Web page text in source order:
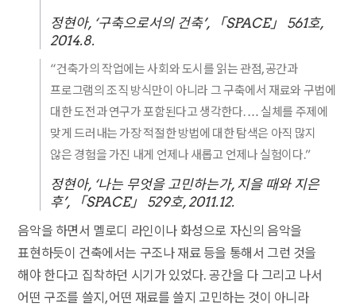
정현아, ‘구축으로서의 건축’, 「SPACE」 561호,
2014.8.
“건축가의 작업에는 사회와 도시를 읽는 관점, 공간과
프로그램의 조직 방식만이 아니라 그 구축에서 재료와 구법에
대한 도전과 연구가 포함된다고 생각한다. … 실체를 주제에
맞게 드러내는 가장 적절한 방법에 대한 탐색은 아직 많지
않은 경험을 가진 내게 언제나 새롭고 언제나 실험이다.”
정현아, ‘나는 무엇을 고민하는가, 지을 때와 지은
후’, 「SPACE」 529호, 2011.12.
음악을 하면서 멜로디 라인이나 화성으로 자신의 음악을
표현하듯이 건축에서는 구조나 재료 등을 통해서 그런 것을
해야 한다고 집착하던 시기가 있었다. 공간을 다 그리고 나서
어떤 구조를 쓸지, 어떤 재료를 쓸지 고민하는 것이 아니라